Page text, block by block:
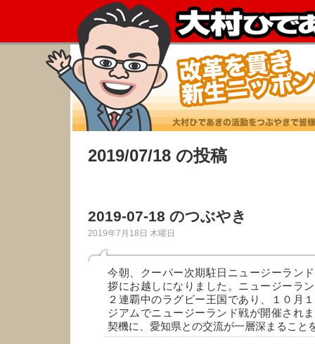
2019/07/18 の投稿
2019-07-18 のつぶやき
2019年7月18日 木曜日
今朝、クーパー次期駐日ニュージーラン
拶にお越しになりました。ニュージーラ
２連覇中のラグビー王国であり、１０月
ジアムでニュージーランド戦が開催され
契機に、愛知県との交流が一層深まること